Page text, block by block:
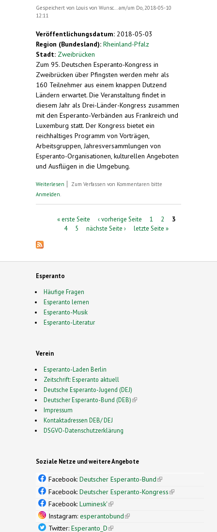
Gespeichert von Louis von Wunsc...am/um Do, 2018-05-10
12:11
Veröffentlichungsdatum: 2018-05-03
Region (Bundesland): Rheinland-Pfalz
Stadt: Zweibrücken
Zum 95. Deutschen Esperanto-Kongress in
Zweibrücken über Pfingsten werden mehr als
160 Teilnehmer aus einem knappen Dutzend
Ländern erwartet. Die Veranstaltung findet in
diesem Jahr als Drei-Länder-Kongress zusammen
mit den Esperanto-Verbänden aus Frankreich und
Luxemburg statt. Der Kongress bietet ein
reichhaltiges Programm von Vorträgen,
Arbeitsgruppen, Jahresversammlungen von
Esperanto-Organisationen, kulturellen Angeboten
und Ausflügen in die Umgebung.
Weiterlesen über Musik und Diskussionen in Esperanto.
Zum Verfassen von Kommentaren bitte
Anmelden.
Seiten« erste Seite ‹ vorherige Seite 1 2
3
4
5 nächste Seite › letzte Seite »
Esperanto
Häufige Fragen
Esperanto lernen
Esperanto-Musik
Esperanto-Literatur
Verein
Esperanto-Laden Berlin
Zeitschrift: Esperanto aktuell
Deutsche Esperanto-Jugend (DEJ)
Deutscher Esperanto-Bund (DEB)(link is external)
Impressum
Kontaktadressen DEB/ DEJ
DSGVO-Datenschutzerklärung
Soziale Netze und weitere Angebote
Facebook: Deutscher Esperanto-Bund(link is
external)
Facebook: Deutscher Esperanto-Kongress(link is
Facebook: Luminesk'(link is external)
Instagram: esperantobund(link is external)
Twitter: Esperanto_D(link is external)